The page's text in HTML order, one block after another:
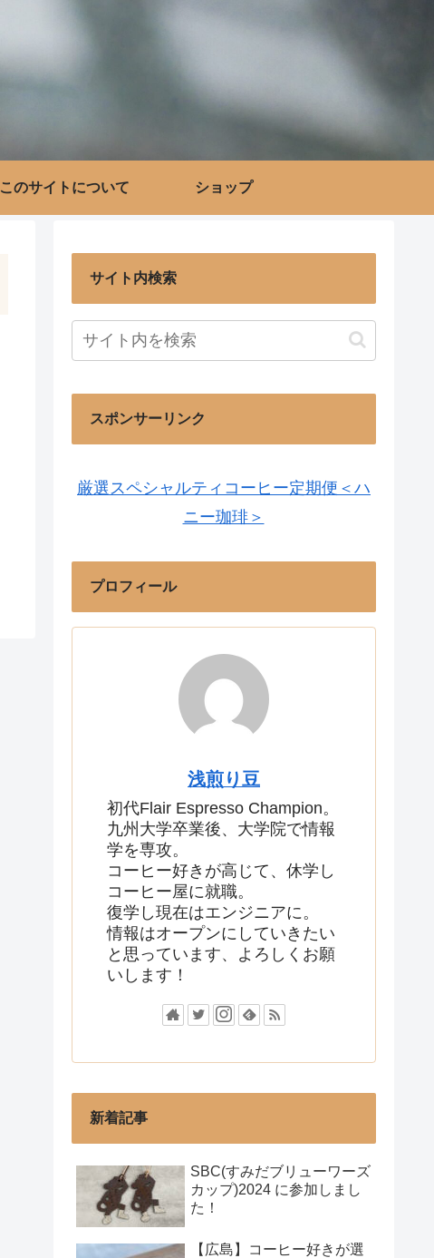
このサイトについて ショップ
サイト内検索
スポンサーリンク
厳選スペシャルティコーヒー定期便＜ハ
ニー珈琲＞
プロフィール
浅煎り豆
初代Flair Espresso Champion。
九州大学卒業後、大学院で情報
学を専攻。
コーヒー好きが高じて、休学し
コーヒー屋に就職。
復学し現在はエンジニアに。
情報はオープンにしていきたい
と思っています、よろしくお願
いします！
新着記事
SBC(すみだブリューワーズ
カップ)2024 に参加しまし
た！
【広島】コーヒー好きが選